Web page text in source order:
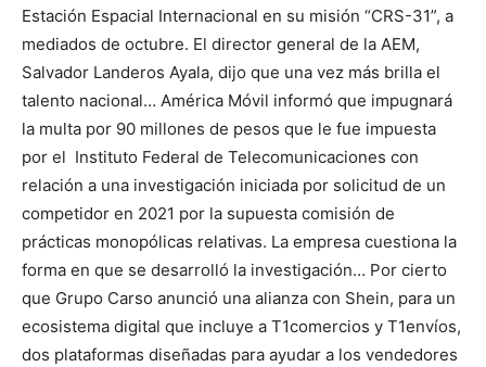
Estación Espacial Internacional en su misión “CRS-31”, a
mediados de octubre. El director general de la AEM,
Salvador Landeros Ayala, dijo que una vez más brilla el
talento nacional… América Móvil informó que impugnará
la multa por 90 millones de pesos que le fue impuesta
por el Instituto Federal de Telecomunicaciones con
relación a una investigación iniciada por solicitud de un
competidor en 2021 por la supuesta comisión de
prácticas monopólicas relativas. La empresa cuestiona la
forma en que se desarrolló la investigación… Por cierto
que Grupo Carso anunció una alianza con Shein, para un
ecosistema digital que incluye a T1comercios y T1envíos,
dos plataformas diseñadas para ayudar a los vendedores